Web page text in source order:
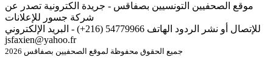
موقع الصحفيين التونسيين بصفاقس - جريدة الكترونية تصدر عن
شركة جسور للإعلانات
للإتصال أو نشر الردود الهاتف 54779966 (216+) - البريد الإلكتروني
jsfaxien@yahoo.fr
جميع الحقوق محفوظة لموقع الصحفيين بصفاقس 2026